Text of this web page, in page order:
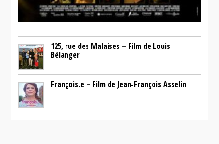
125, rue des Malaises – Film de Louis
Bélanger
François.e – Film de Jean-François Asselin